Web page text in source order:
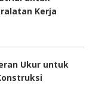
Kerja
Ukur untuk